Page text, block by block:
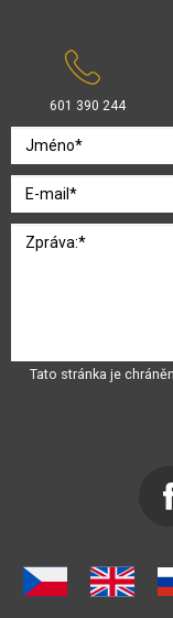
601 390 244
Tato stránka je